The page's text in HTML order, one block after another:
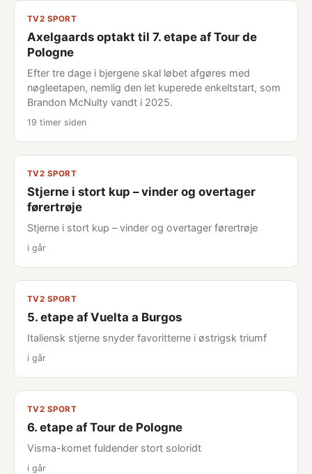
TV2 SPORT
Axelgaards optakt til 7. etape af Tour de
Pologne
Efter tre dage i bjergene skal løbet afgøres med
nøgleetapen, nemlig den let kuperede enkeltstart, som
Brandon McNulty vandt i 2025.
19 timer siden
TV2 SPORT
Stjerne i stort kup – vinder og overtager
førertrøje
Stjerne i stort kup – vinder og overtager førertrøje
i går
TV2 SPORT
5. etape af Vuelta a Burgos
Italiensk stjerne snyder favoritterne i østrigsk triumf
i går
TV2 SPORT
6. etape af Tour de Pologne
Visma-komet fuldender stort soloridt
i går